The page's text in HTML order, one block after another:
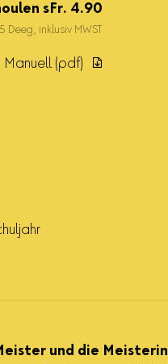
sFr. 4.90
Deeg, inklusiv MWST
Manuell (pdf) ︎
und die Meisterin